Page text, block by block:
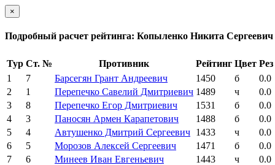
×
Подробный расчет рейтинга: Копыленко Никита Сергеевич
Тур Ст. № Противник Рейтинг Цвет Рез
1
7 Барсегян Грант Андреевич 1450 б
0.0
2
1 Перепечко Савелий Дмитриевич 1489 ч
0.0
3
8 Перепечко Егор Дмитриевич 1531 б
0.0
4
3 Паносян Армен Карапетович 1488 б
0.0
5
4 Автушенко Дмитрий Сергеевич 1433 ч
0.0
6
5 Морозов Алексей Сергеевич 1471 б
0.0
7
6 Минеев Иван Евгеньевич 1443 ч
0.0